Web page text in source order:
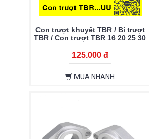
Con trượt khuyết TBR / Bi trượt
TBR / Con trượt TBR 16 20 25 30
UU
125.000 đ
MUA NHANH